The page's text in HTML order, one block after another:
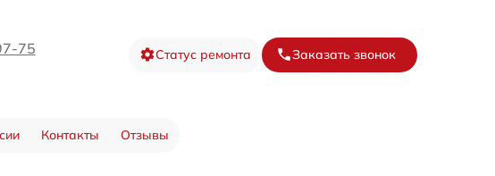
75 Статус ремонта Заказать звонок
Контакты Отзывы